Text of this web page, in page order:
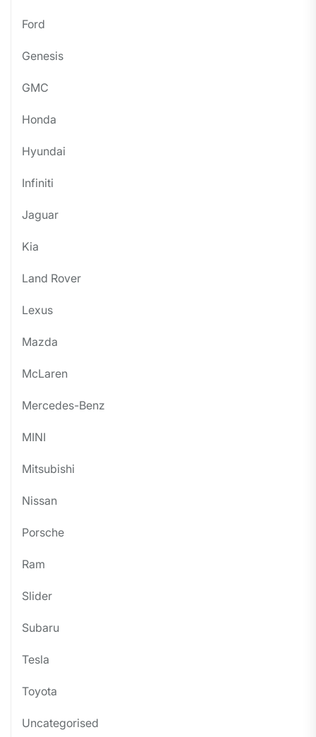
Ford
Genesis
GMC
Honda
Hyundai
Infiniti
Jaguar
Kia
Land Rover
Lexus
Mazda
McLaren
Mercedes-Benz
MINI
Mitsubishi
Nissan
Porsche
Ram
Slider
Subaru
Tesla
Toyota
Uncategorised